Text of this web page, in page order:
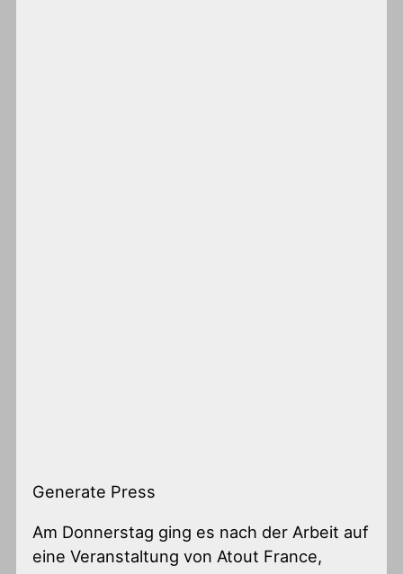
Generate Press
Am Donnerstag ging es nach der Arbeit auf
eine Veranstaltung von Atout France,